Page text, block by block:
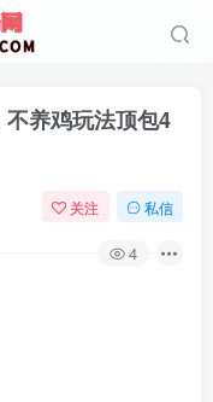
养鸡玩法顶包4
关注 私信
4